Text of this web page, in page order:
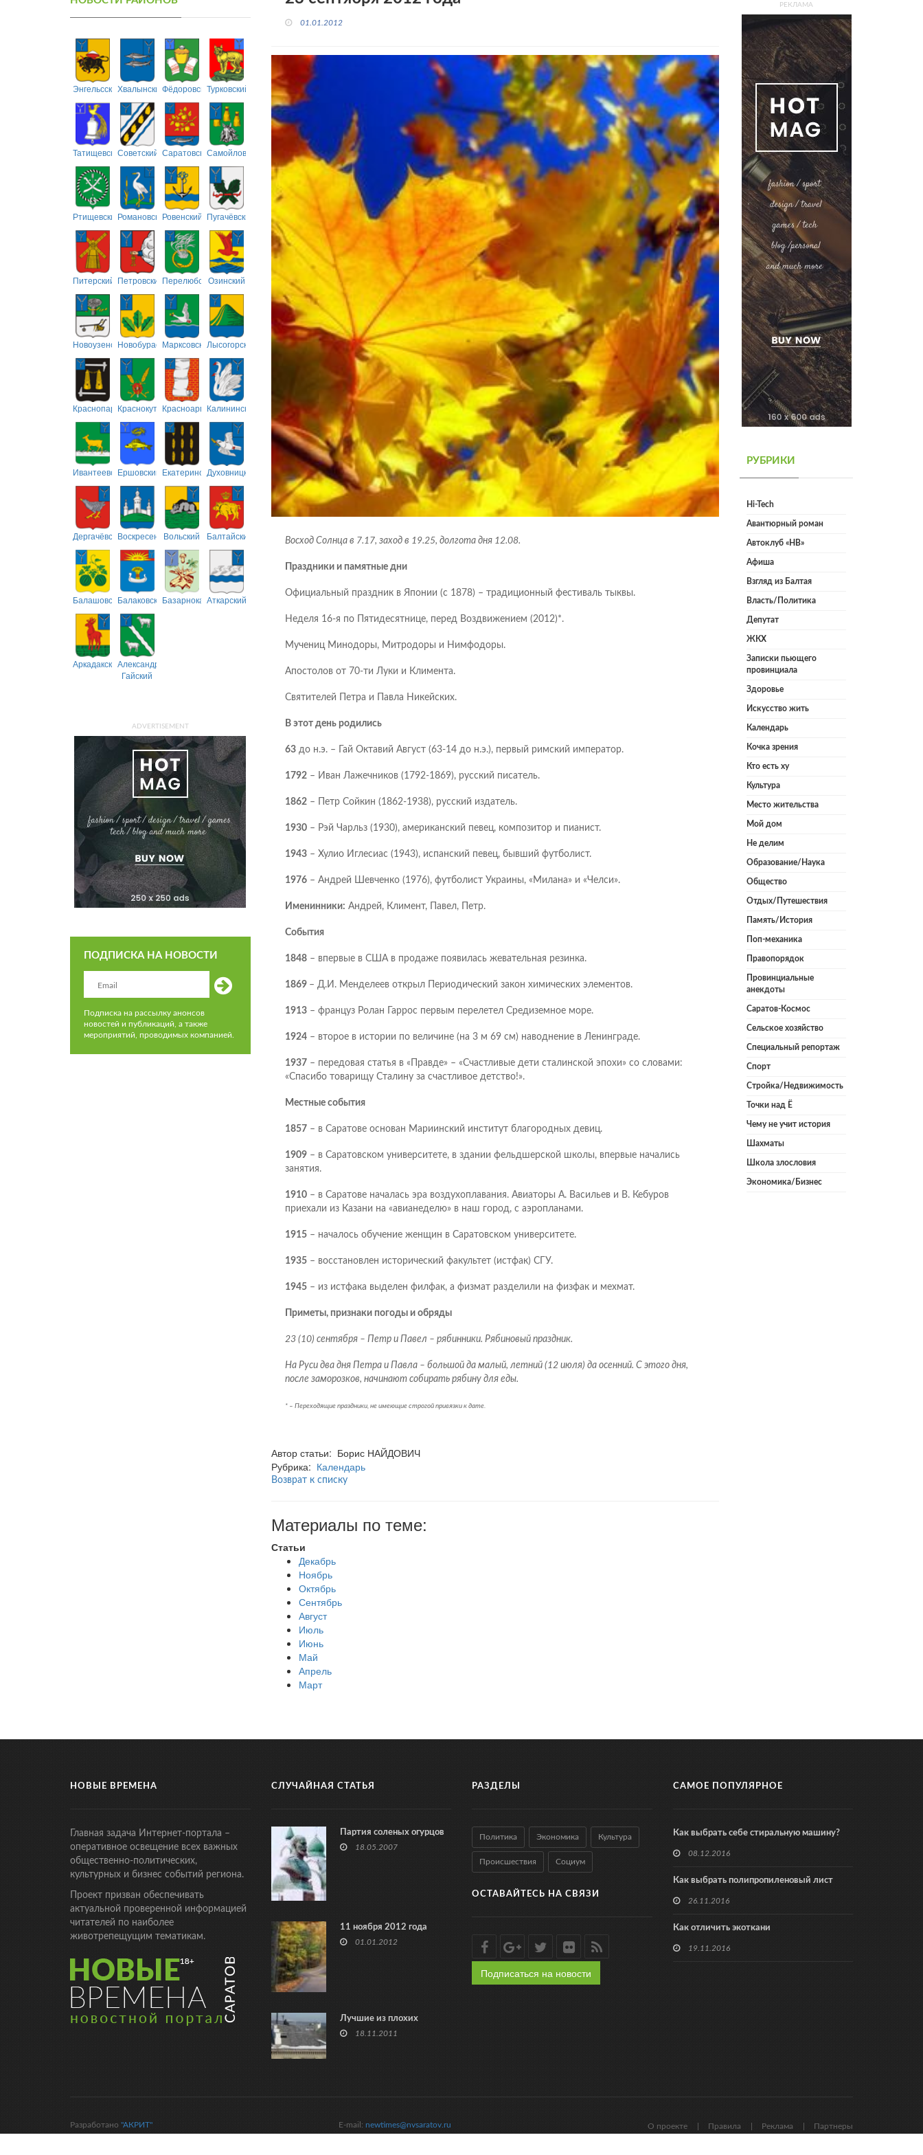
ЭнгельсскийХвалынскийФёдоровскийТурковский
ТатищевскийСоветский СаратовскийСамойловский
РтищевскийРомановскийРовенский Пугачёвский
Питерский ПетровскийПерелюбскийОзинский
НовоузенскийНовобурасскийМарксовскийЛысогорский
Краснопартизанский
КраснокутскийКрасноармейский
Калининский
ИвантеевскийЕршовский ЕкатериновскийДуховницкий
ДергачёвскийВоскресенскийВольский Балтайский
БалашовскийБалаковскийБазарнокарабулакский
Аткарский
АркадакскийАлександрово-
Гайский
ADVERTISEMENT
ПОДПИСКА НА НОВОСТИ
Подписка на рассылку анонсов
новостей и публикаций, а также
мероприятий, проводимых компанией.
01.01.2012
Восход Солнца в 7.17, заход в 19.25, долгота дня 12.08.
Праздники и памятные дни
Официальный праздник в Японии (с 1878) – традиционный фестиваль тыквы.
Неделя 16-я по Пятидесятнице, перед Воздвижением (2012)*.
Мучениц Минодоры, Митродоры и Нимфодоры.
Апостолов от 70-ти Луки и Климента.
Святителей Петра и Павла Никейских.
В этот день родились
63до н.э. – Гай Октавий Август (63-14 до н.э.), первый римский император.
1792– Иван Лажечников (1792-1869), русский писатель.
1862– Петр Сойкин (1862-1938), русский издатель.
1930– Рэй Чарльз (1930), американский певец, композитор и пианист.
1943– Хулио Иглесиас (1943), испанский певец, бывший футболист.
1976– Андрей Шевченко (1976), футболист Украины, «Милана» и «Челси».
Именинники: Андрей, Климент, Павел, Петр.
События
1848– впервые в США в продаже появилась жевательная резинка.
1869 – Д.И. Менделеев открыл Периодический закон химических элементов.
1913– француз Ролан Гаррос первым перелетел Средиземное море.
1924– второе в истории по величине (на 3 м 69 см) наводнение в Ленинграде.
1937 – передовая статья в «Правде» – «Счастливые дети сталинской эпохи» со словами:
«Спасибо товарищу Сталину за счастливое детство!».
Местные события
1857 – в Саратове основан Мариинский институт благородных девиц.
1909– в Саратовском университете, в здании фельдшерской школы, впервые начались
занятия.
1910– в Саратове началась эра воздухоплавания. Авиаторы А. Васильев и В. Кебуров
приехали из Казани на «авианеделю» в наш город, с аэропланами.
1915– началось обучение женщин в Саратовском университете.
1935– восстановлен исторический факультет (истфак) СГУ.
1945– из истфака выделен филфак, а физмат разделили на физфак и мехмат.
Приметы, признаки погоды и обряды
23 (10) сентября – Петр и Павел – рябинники. Рябиновый праздник.
На Руси два дня Петра и Павла – большой да малый, летний (12 июля) да осенний. С этого дня,
после заморозков, начинают собирать рябину для еды.
* – Переходящие праздники, не имеющие строгой привязки к дате.
Автор статьи: Борис НАЙДОВИЧ
Рубрика: Календарь
Возврат к списку
Материалы по теме:
Статьи
Декабрь
Ноябрь
Октябрь
Сентябрь
Август
Июль
Июнь
Май
Апрель
Март
РЕКЛАМА
РУБРИКИ
Hi-Tech
Авантюрный роман
Автоклуб «НВ»
Афиша
Взгляд из Балтая
Власть/Политика
Депутат
ЖКХ
Записки пьющего
провинциала
Здоровье
Искусство жить
Календарь
Кочка зрения
Кто есть ху
Культура
Место жительства
Мой дом
Не делим
Образование/Наука
Общество
Отдых/Путешествия
Память/История
Поп-механика
Правопорядок
Провинциальные
анекдоты
Саратов-Космос
Сельское хозяйство
Специальный репортаж
Спорт
Стройка/Недвижимость
Точки над Ё
Чему не учит история
Шахматы
Школа злословия
Экономика/Бизнес
НОВЫЕ ВРЕМЕНА
Главная задача Интернет-портала –
оперативное освещение всех важных
общественно-политических,
культурных и бизнес событий региона.
Проект призван обеспечивать
актуальной проверенной информацией
читателей по наиболее
животрепещущим тематикам.
СЛУЧАЙНАЯ СТАТЬЯ
Партия соленых огурцов
18.05.2007
11 ноября 2012 года
01.01.2012
Лучшие из плохих
18.11.2011
РАЗДЕЛЫ
Политика Экономика Культура
Происшествия Социум
ОСТАВАЙТЕСЬ НА СВЯЗИ
Подписаться на новости
САМОЕ ПОПУЛЯРНОЕ
Как выбрать себе стиральную машину?
08.12.2016
Как выбрать полипропиленовый лист
26.11.2016
Как отличить экоткани
19.11.2016
E-mail: newtimes@nvsaratov.ru
Разработано "АКРИТ" О проекте Правила Реклама Партнеры